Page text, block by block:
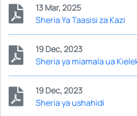
13 Mar, 2025
Sheria Ya Taasisi za Kazi
19 Dec, 2023
Sheria ya miamala ua
19 Dec, 2023
Sheria ya ushahidi